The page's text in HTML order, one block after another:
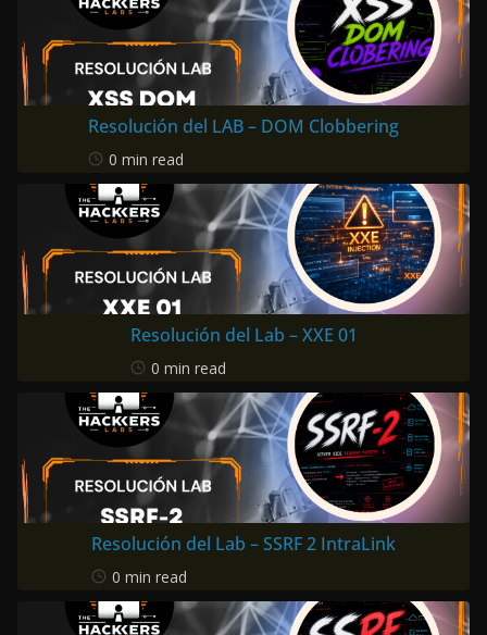
Resolución del LAB – DOM Clobbering
0 min read
Resolución del Lab – XXE 01
0 min read
Resolución del Lab – SSRF 2 IntraLink
0 min read